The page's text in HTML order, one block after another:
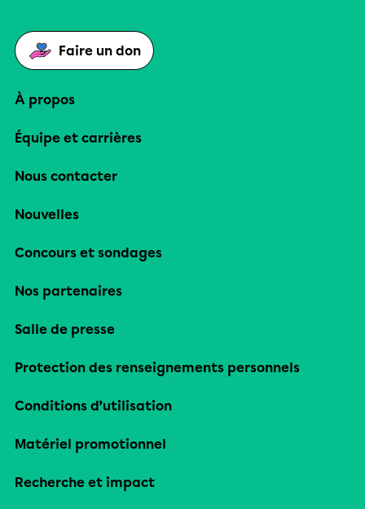
Faire un don
À propos
Équipe et carrières
Nous contacter
Nouvelles
Concours et sondages
Nos partenaires
Salle de presse
Protection des renseignements personnels
Conditions d’utilisation
Matériel promotionnel
Recherche et impact